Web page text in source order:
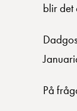
blir det
På